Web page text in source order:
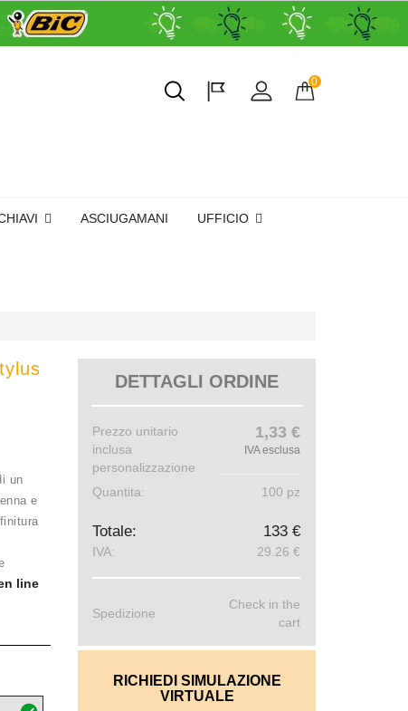
0
ASCIUGAMANI UFFICIO
un
e
line
DETTAGLI ORDINE
Prezzo unitario
inclusa
personalizzazione
1,33 €
IVA esclusa
Quantita: 100 pz
Totale: 133 €
IVA: 29.26 €
Spedizione
Check in the
cart
RICHIEDI SIMULAZIONE
VIRTUALE